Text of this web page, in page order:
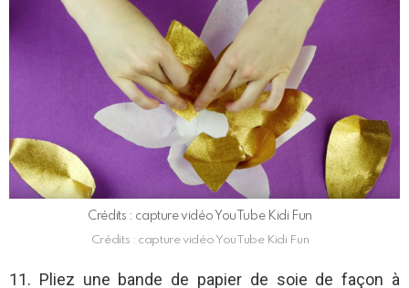
Crédits : capture vidéo YouTube Kidi Fun
Crédits : capture vidéo YouTube Kidi Fun
11. Pliez une bande de papier de soie de façon à